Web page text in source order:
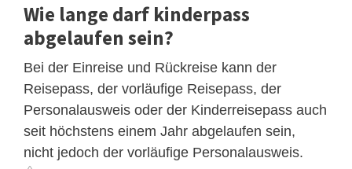
Wie lange darf kinderpass
abgelaufen sein?
Bei der Einreise und Rückreise kann der
Reisepass, der vorläufige Reisepass, der
Personalausweis oder der Kinderreisepass auch
seit höchstens einem Jahr abgelaufen sein,
nicht jedoch der vorläufige Personalausweis.